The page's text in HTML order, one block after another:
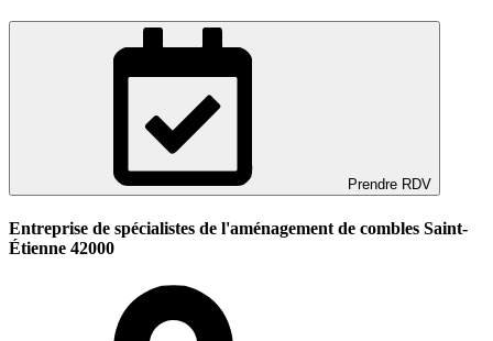
Prendre RDV
Entreprise de spécialistes de l'aménagement de combles Saint-
Étienne 42000